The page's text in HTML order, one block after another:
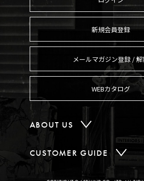
新規会員登録
メールマガジン登録 /
WEBカタログ
ABOUT US
CUSTOMER GUIDE